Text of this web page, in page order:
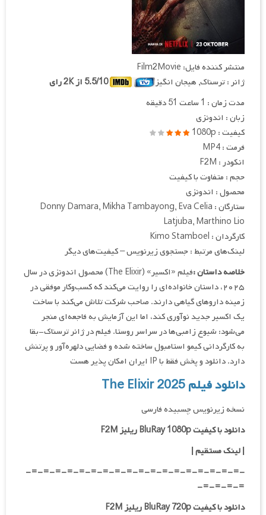
منتشر کننده فایل: Film2Movie
ژانر : ترسناک, هیجان انگیز
5.5/10 از 2K رای
مدت زمان : 1 ساعت 51 دقیقه
زبان : اندونزی
کیفیت : 1080p
فرمت : MP4
انکودر : F2M
حجم : متفاوت با کیفیت
محصول : اندونزی
ستارگان : Donny Damara, Mikha Tambayong, Eva Celia
Latjuba, Marthino Lio
کارگردان : Kimo Stamboel
لینک‌های مرتبط : جستجوی زیرنویس – کیفیت‌های دیگر
خلاصه داستان :
فیلم «اکسیر» (The Elixir) محصول اندونزی در سال
۲۰۲۵، داستان خانواده‌ای را روایت می‌کند که کسب‌وکار موفقی در
زمینه داروهای گیاهی دارند. صاحب شرکت تلاش می‌کند با ساخت
یک اکسیر جدید نوآوری کند، اما این آزمایش به فاجعه‌ای منجر
می‌شود: شیوع زامبی‌ها در سراسر روستا. فیلم در ژانر ترسناک-بقا
به کارگردانی کیمو استامبول ساخته شده و فضایی دلهره‌آور و پرتنش
دارد. دانلود و پخش فقط با IP ایران امکان پذیر هست
دانلود فیلم The Elixir 2025
نسخه زیرنویس چسبیده فارسی
دانلود با کیفیت BluRay 1080p ریلیز F2M
| لینک مستقیم |
-=-=-=-=-=-=-=-=-=-=-=-=-=-=-=-=-=-=-
=-=-=-=-
دانلود با کیفیت BluRay 720p ریلیز F2M